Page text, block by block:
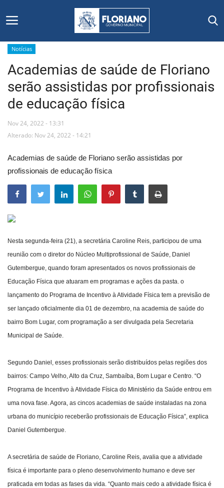
Início
Editais
Floriano
Mural de Licitações
Notícias
Vídeos
Webmail
Contato
Notícias
Academias de saúde de Floriano
serão assistidas por profissionais
de educação física
Nov 24, 2022 - 13:31
Alterado: Nov 24, 2022 - 14:21
Academias de saúde de Floriano serão assistidas por
profissionais de educação física
Nesta segunda-feira (21), a secretária Caroline Reis, participou de uma
reunião com o diretor do Núcleo Multiprofissional de Saúde, Daniel
Gutembergue, quando foram apresentados os novos profissionais de
Educação Física que atuaram em programas e ações da pasta. o
lançamento do Programa de Incentivo à Atividade Física tem a previsão de
ser lançado oficialmente dia 01 de dezembro, na academia de saúde do
bairro Bom Lugar, com programação a ser divulgada pela Secretaria
Municipal de Saúde.
Segundo Daniel, esses profissionais serão distribuídos pelas regiões dos
bairros: Campo Velho, Alto da Cruz, Sambaíba, Bom Lugar e Centro. “O
Programa de Incentivo à Atividade Física do Ministério da Saúde entrou em
uma nova fase. Agora, as cincos academias de saúde instaladas na zona
urbana do município receberão profissionais de Educação Física”, explica
Daniel Gutembergue.
A secretária de saúde de Floriano, Caroline Reis, avalia que a atividade
física é importante para o pleno desenvolvimento humano e deve ser
praticada em todas as fases da vida. “Quanto mais cedo a atividade física é